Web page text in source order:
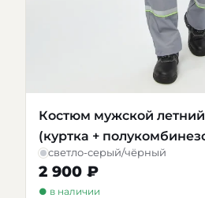
Костюм мужской
(куртка +
светло-серый/чёрный
2 900 ₽
● в наличии